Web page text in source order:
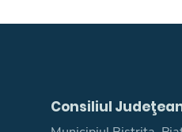
Consiliul